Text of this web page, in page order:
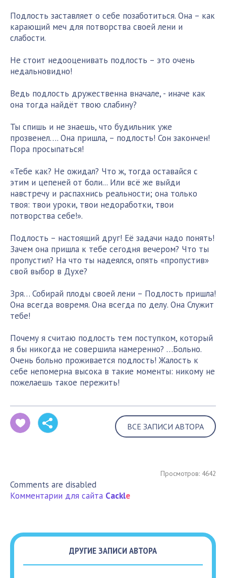
Подлость заставляет о себе позаботиться. Она – как
карающий меч для потворства своей лени и
слабости.
Не стоит недооценивать подлость – это очень
недальновидно!
Ведь подлость дружественна вначале, - иначе как
она тогда найдёт твою слабину?
Ты спишь и не знаешь, что будильник уже
прозвенел…. Она пришла, – подлость! Сон закончен!
Пора просыпаться!
«Тебе как? Не ожидал? Что ж, тогда оставайся с
этим и цепеней от боли... Или всё же выйди
навстречу и распахнись реальности; она только
твоя: твои уроки, твои недоработки, твои
потворства себе!».
Подлость – настоящий друг! Её задачи надо понять!
Зачем она пришла к тебе сегодня вечером? Что ты
пропустил? На что ты надеялся, опять «пропустив»
свой выбор в Духе?
Зря… Собирай плоды своей лени – Подлость пришла!
Она всегда вовремя. Она всегда по делу. Она Служит
тебе!
Почему я считаю подлость тем поступком, который
я бы никогда не совершила намеренно? …Больно.
Очень больно проживается подлость! Жалость к
себе непомерна высока в такие моменты: никому не
пожелаешь такое пережить!
ВСЕ ЗАПИСИ АВТОРА
Просмотров: 4642
Comments are disabled
Комментарии для сайта Cackle
ДРУГИЕ ЗАПИСИ АВТОРА